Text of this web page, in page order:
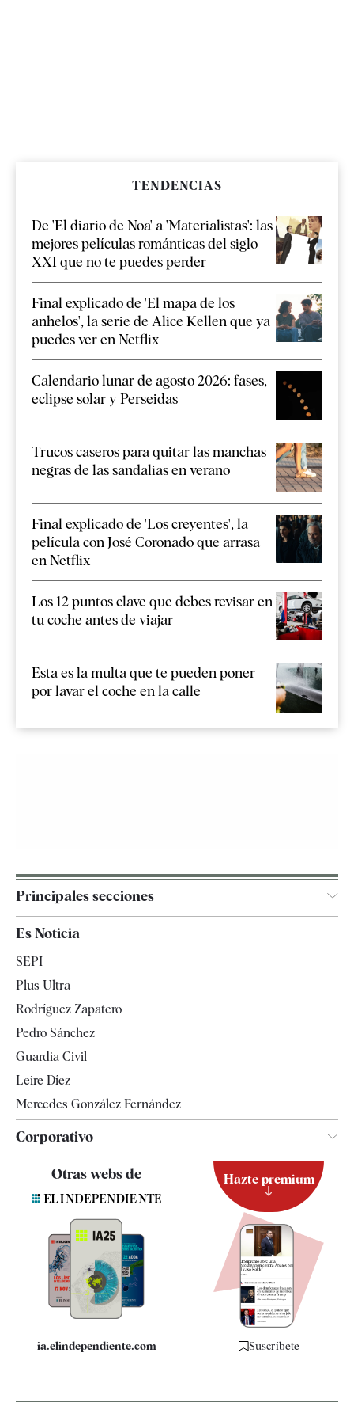
TENDENCIAS
De 'El diario de Noa' a 'Materialistas': las
mejores películas románticas del siglo
XXI que no te puedes perder
Final explicado de 'El mapa de los
anhelos', la serie de Alice Kellen que ya
puedes ver en Netflix
Calendario lunar de agosto 2026: fases,
eclipse solar y Perseidas
Trucos caseros para quitar las manchas
negras de las sandalias en verano
Final explicado de 'Los creyentes', la
película con José Coronado que arrasa
en Netflix
Los 12 puntos clave que debes revisar en
tu coche antes de viajar
Esta es la multa que te pueden poner
por lavar el coche en la calle
Principales secciones
Televisión
Es Noticia
SEPI
Plus Ultra
Rodríguez Zapatero
Pedro Sánchez
Guardia Civil
Leire Díez
Mercedes González Fernández
Corporativo
Quiénes somos
Especificaciones
Otras webs de
ia.elindependiente.com
Hazte premium
Suscríbete